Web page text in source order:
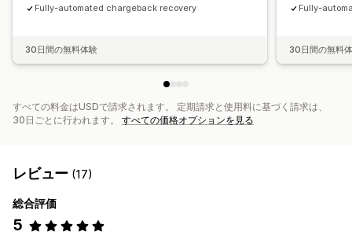
Fully-automated chargeback recovery
30日間の無料体験
Fully-
30日間の無料
すべての料金はUSDで請求されます。 定期請求と使用料に基づく請求は、
30日ごとに行われます。 すべての価格オプションを見る
レビュー (17)
総合評価
5